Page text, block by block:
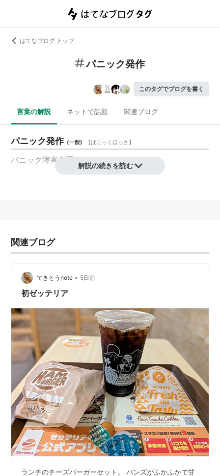
はてなブログ トップ
パニック発作
このタグでブログを書く
言葉の解説 ネットで話題 関連ブログ
パニック発作 (一般) 【ぱにっくほっさ 】
パニック障害参照。
解説の続きを読む
関連ブログ
てきとうnote • 5日前
初ゼッテリア
ランチのチーズバーガーセット。 バンズがふかふかで甘